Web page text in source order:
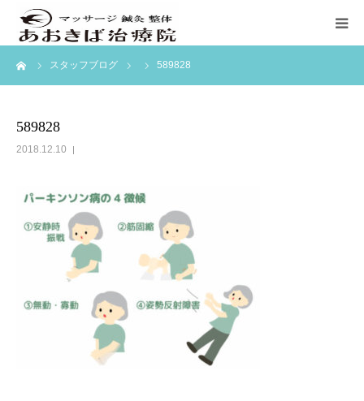
スタッフブログ 589828
589828
2018.12.10
ホーム
訪問マッサージ
ブログ
アクセス